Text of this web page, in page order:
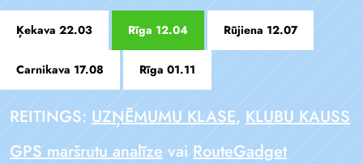
Ķekava 22.03 Rīga 12.04 Rūjiena 12.07
Carnikava 17.08 Rīga 01.11
REITINGS: UZŅĒMUMU KLASE, KLUBU KAUSS
GPS maršrutu analīze vai RouteGadget